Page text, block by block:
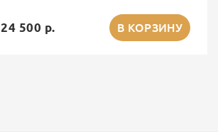
24 500 р. В КОРЗИНУ